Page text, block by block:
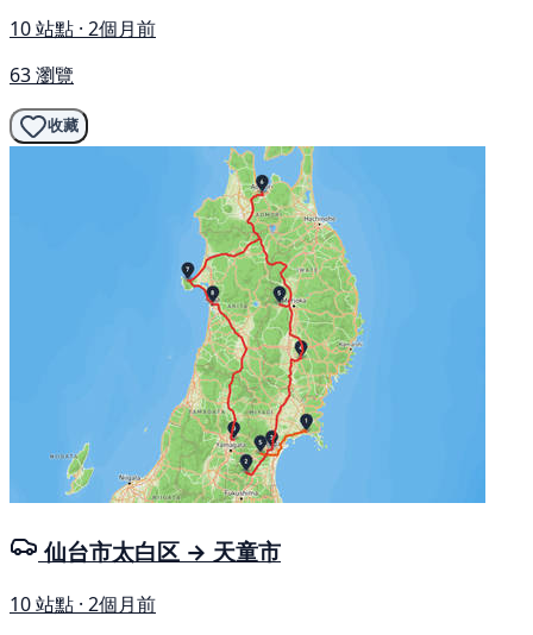
10 站點 · 2個月前
63 瀏覽
收藏
仙台市太白区 → 天童市
10 站點 · 2個月前